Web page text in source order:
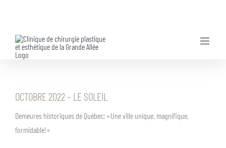
content
OCTOBRE 2022 – LE SOLEIL
Demeures historiques de Québec: «Une ville unique, magnifique,
formidable!»